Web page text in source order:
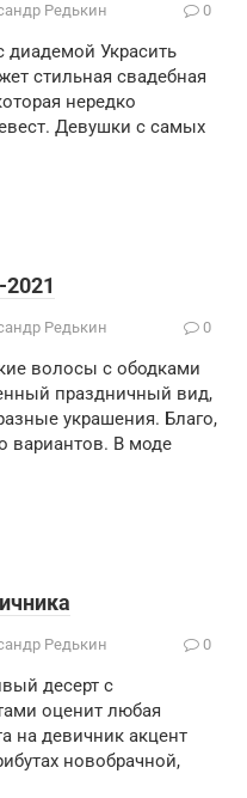
Редькин 0
Украсить
стильная свадебная
нередко
Девушки с самых
Редькин 0
волосы с ободками
праздничный вид,
украшения. Благо,
вариантов. В моде
Редькин 0
десерт с
оценит любая
на девичник акцент
новобрачной,